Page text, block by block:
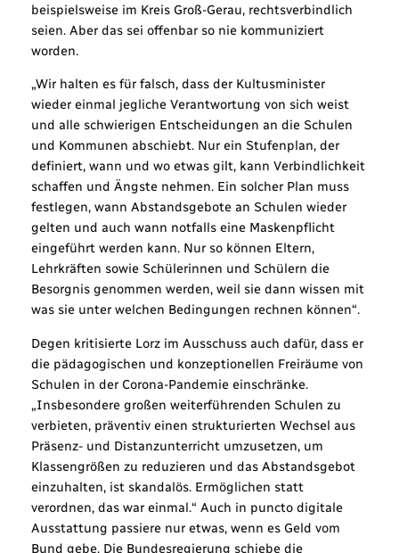
beispielsweise im Kreis Groß-Gerau, rechtsverbindlich
seien. Aber das sei offenbar so nie kommuniziert
worden.
„Wir halten es für falsch, dass der Kultusminister
wieder einmal jegliche Verantwortung von sich weist
und alle schwierigen Entscheidungen an die Schulen
und Kommunen abschiebt. Nur ein Stufenplan, der
definiert, wann und wo etwas gilt, kann Verbindlichkeit
schaffen und Ängste nehmen. Ein solcher Plan muss
festlegen, wann Abstandsgebote an Schulen wieder
gelten und auch wann notfalls eine Maskenpflicht
eingeführt werden kann. Nur so können Eltern,
Lehrkräften sowie Schülerinnen und Schülern die
Besorgnis genommen werden, weil sie dann wissen mit
was sie unter welchen Bedingungen rechnen können“.
Degen kritisierte Lorz im Ausschuss auch dafür, dass er
die pädagogischen und konzeptionellen Freiräume von
Schulen in der Corona-Pandemie einschränke.
„Insbesondere großen weiterführenden Schulen zu
verbieten, präventiv einen strukturierten Wechsel aus
Präsenz- und Distanzunterricht umzusetzen, um
Klassengrößen zu reduzieren und das Abstandsgebot
einzuhalten, ist skandalös. Ermöglichen statt
verordnen, das war einmal.“ Auch in puncto digitale
Ausstattung passiere nur etwas, wenn es Geld vom
Bund gebe. Die Bundesregierung schiebe die